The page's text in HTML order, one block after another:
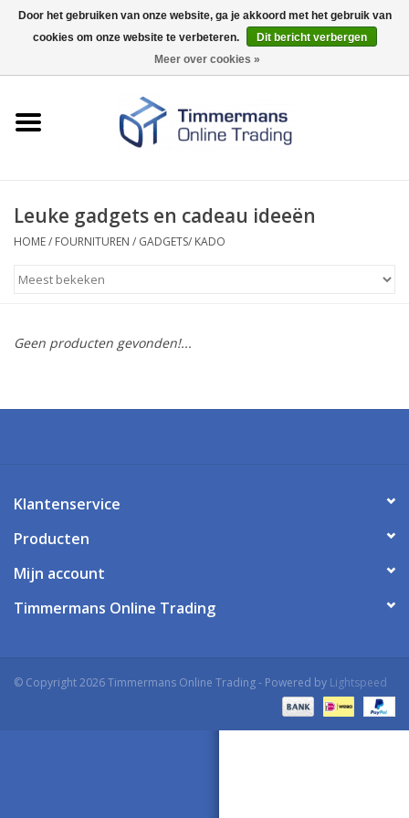
0 Artikelen - €0,00
Merken
Leuke gadgets en cadeau ideeën
HOME/ FOURNITUREN / GADGETS/ KADO
Geen producten gevonden!...
Klantenservice
Producten
Mijn account
Timmermans Online Trading
© Copyright 2026 Timmermans Online Trading - Powered by Lightspeed
Door het gebruiken van onze website, ga je akkoord met het gebruik van
cookies om onze website te verbeteren.
Dit bericht verbergen
Meer over cookies »